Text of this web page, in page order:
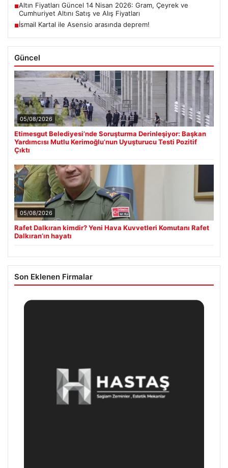
■Altın Fiyatları Güncel 14 Nisan 2026: Gram, Çeyrek ve
Cumhuriyet Altını Satış ve Alış Fiyatları
■İsmail Kartal ile Asensio arasında deprem!
Güncel
05/08/2026
Etimesgut Belediyesi’nde Soruşturma Derinleşiyor: Başkan
Yardımcısı Mutlu Kerimoğlu’nun Uyuşturucu Testi Pozitif
Çıktı
05/08/2026
Rafet Dalkıran kimdir? Yeni Hava Kuvvetleri Komutanı Rafet
Dalkıran’ın hayatı
Son Eklenen Firmalar